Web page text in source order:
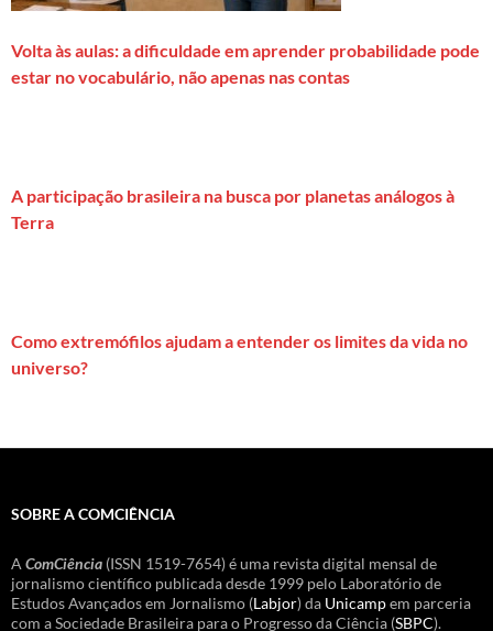
Volta às aulas: a dificuldade em aprender probabilidade pode
estar no vocabulário, não apenas nas contas
A participação brasileira na busca por planetas análogos à
Terra
Como extremófilos ajudam a entender os limites da vida no
universo?
SOBRE A COMCIÊNCIA
A ComCiência (ISSN 1519-7654) é uma revista digital mensal de
jornalismo científico publicada desde 1999 pelo Laboratório de
Estudos Avançados em Jornalismo (Labjor) da Unicampem parceria
com a Sociedade Brasileira para o Progresso da Ciência (SBPC).